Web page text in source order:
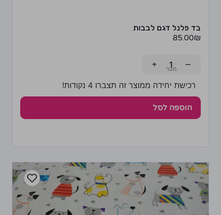
בד פלנל דגם לבבות
85.00₪
−
+
רכישת יחידה ממוצר זה תצברו 4 נקודות!
הוספה לסל